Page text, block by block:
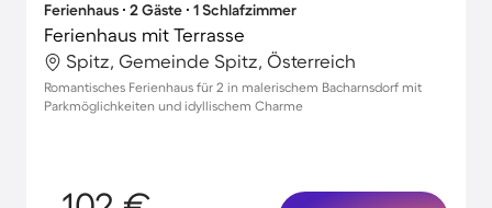
Ferienhaus ∙ 2 Gäste ∙ 1 Schlafzimmer
Ferienhaus mit Terrasse
Spitz, Gemeinde Spitz, Österreich
Romantisches Ferienhaus für 2 in malerischem Bacharnsdorf mit
Parkmöglichkeiten und idyllischem Charme